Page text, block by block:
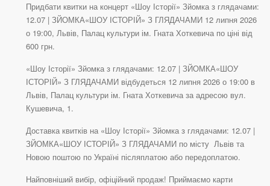
Придбати квитки на концерт «Шоу Історії» Зйомка з глядачами:
12.07 | ЗЙОМКА«ШОУ ІСТОРІЙ» З ГЛЯДАЧАМИ 12 липня 2026
о 19:00, Львів, Палац культури ім. Гната Хоткевича по ціні від
600 грн.
«Шоу Історії» Зйомка з глядачами: 12.07 | ЗЙОМКА«ШОУ
ІСТОРІЙ» З ГЛЯДАЧАМИ відбудеться 12 липня 2026 о 19:00 в
Львів, Палац культури ім. Гната Хоткевича за адресою вул.
Кушевича, 1.
Доставка квитків на «Шоу Історії» Зйомка з глядачами: 12.07 |
ЗЙОМКА«ШОУ ІСТОРІЙ» З ГЛЯДАЧАМИ по місту Львів та
Новою поштою по Україні післяплатою або передоплатою.
Найповніший вибір, офіційний продаж! Приймаємо карти